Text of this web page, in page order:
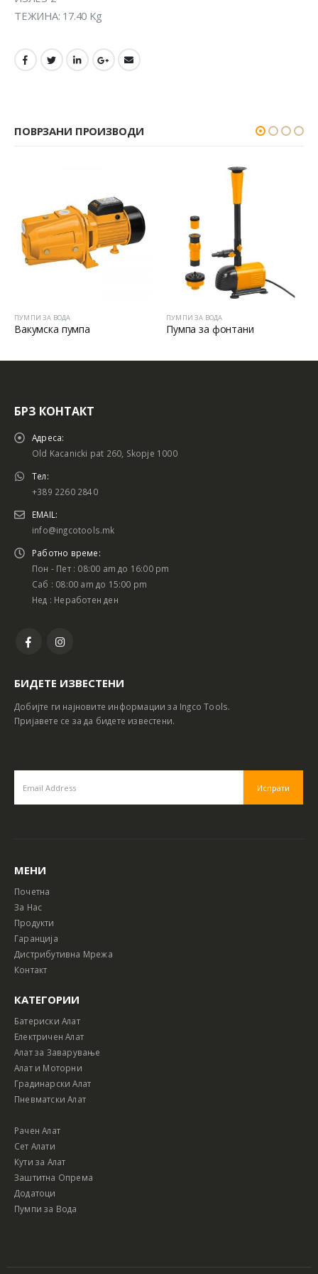
ТЕЖИНА: 17.40 Kg
ПОВРЗАНИ ПРОИЗВОДИ
ПУМПИ ЗА ВОДА
Пумпа за фонтани
ПУМПИ ЗА ВОДА
ВАКУМСКА ПУМПА
БРЗ КОНТАКТ
Адреса:
Old Kacanicki pat 260, Skopje 1000
Тел:
+389 2260 2840
EMAIL:
info@ingcotools.mk
Работно време:
Пон - Пет : 08:00 am до 16:00 pm
Саб : 08:00 am до 15:00 pm
Нед : Неработен ден
БИДЕТЕ ИЗВЕСТЕНИ
Добијте ги најновите информации за Ingco Tools.
Пријавете се за да бидете известени.
МЕНИ
Почетна
За Нас
Продукти
Гаранција
Дистрибутивна Мрежа
Контакт
КАТЕГОРИИ
Батериски Алат
Електричен Алат
Алат за Заварување
Алат и Моторни
Градинарски Алат
Пневматски Алат
Рачен Алат
Сет Алати
Кути за Алат
Заштитна Опрема
Додатоци
Пумпи за Вода